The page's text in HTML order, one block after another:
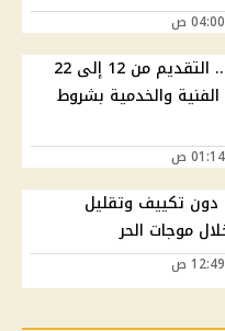
وظائف مصر للطيران.. التقديم من 12 إلى 22
والخدمية بشروط
دون تكييف وتقليل
موجات الحر